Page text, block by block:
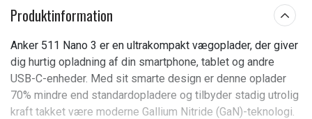
Produktinformation
Anker 511 Nano 3 er en ultrakompakt vægoplader, der giver
dig hurtig opladning af din smartphone, tablet og andre
USB-C-enheder. Med sit smarte design er denne oplader
70% mindre end standardopladere og tilbyder stadig utrolig
kraft takket være moderne Gallium Nitride (GaN)-teknologi.